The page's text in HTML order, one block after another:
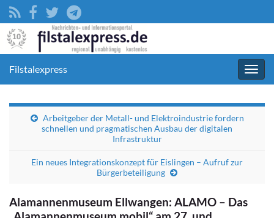
Filstalexpress
Arbeitgeber der Metall- und Elektroindustrie fordern
schnellen und pragmatischen Ausbau der digitalen
Infrastruktur
Ein neues Integrationskonzept für Eislingen – Aufruf zur
Bürgerbeteiligung
Alamannenmuseum Ellwangen: ALAMO – Das